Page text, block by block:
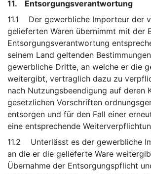
11. Entsorgungsverantwortung
11.1 Der gewerbliche Importeur der
gelieferten Waren übernimmt mit der
Entsorgungsverantwortung
seinem Land geltenden
gewerbliche Dritte, an welche er die
weitergibt, vertraglich dazu zu
nach Nutzungsbeendigung auf deren
gesetzlichen Vorschriften
entsorgen und für den Fall einer
eine entsprechende
11.2 Unterlässt es der gewerbliche
an die er die gelieferte Ware
Übernahme der Entsorgungspflicht